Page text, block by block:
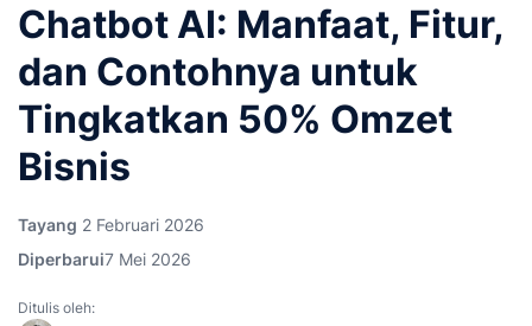
Chatbot AI: Manfaat, Fitur,
dan Contohnya untuk
Tingkatkan 50% Omzet
Bisnis
Tayang 2 Februari 2026
Diperbarui7 Mei 2026
Ditulis oleh: